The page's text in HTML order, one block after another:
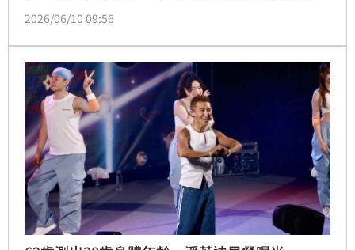
現朋友都有另一半了，自己還是一個人，發文詢問
居然有點著急」，不過不少網友留言，「不用急，很多
人會離婚的，不用趕流行」、「別亂結」、「每個人人
生軌跡不同，不要焦慮，不要因為年齡而亂結婚」。
2026/06/10 09:56